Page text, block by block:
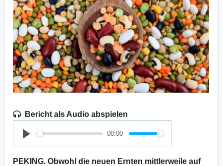
Bericht als Audio abspielen
Play
00:00
PEKING. Obwohl die neuen Ernten mittlerweile auf